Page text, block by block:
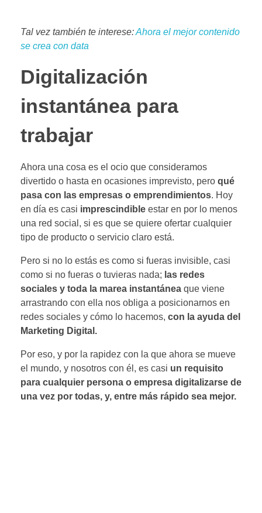
Tal vez también te interese:Ahora el mejor contenido
se crea con data
Digitalización
instantánea para
trabajar
Ahora una cosa es el ocio que consideramos
divertido o hasta en ocasiones imprevisto, pero qué
pasa con las empresas o emprendimientos. Hoy
en día es casi imprescindible estar en por lo menos
una red social, si es que se quiere ofertar cualquier
tipo de producto o servicio claro está.
Pero si no lo estás es como si fueras invisible, casi
como si no fueras o tuvieras nada; las redes
sociales y toda la marea instantánea que viene
arrastrando con ella nos obliga a posicionarnos en
redes sociales y cómo lo hacemos, con la ayuda del
Marketing Digital.
Por eso, y por la rapidez con la que ahora se mueve
el mundo, y nosotros con él, es casi un requisito
para cualquier persona o empresa digitalizarse de
una vez por todas, y, entre más rápido sea mejor.